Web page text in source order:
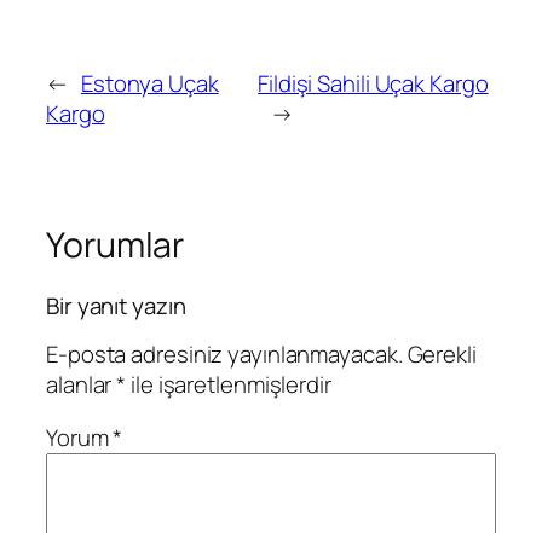
← Estonya Uçak
Kargo
Fildişi Sahili Uçak Kargo
→
Yorumlar
Bir yanıt yazın
E-posta adresiniz yayınlanmayacak.Gerekli
alanlar* ile işaretlenmişlerdir
Yorum*